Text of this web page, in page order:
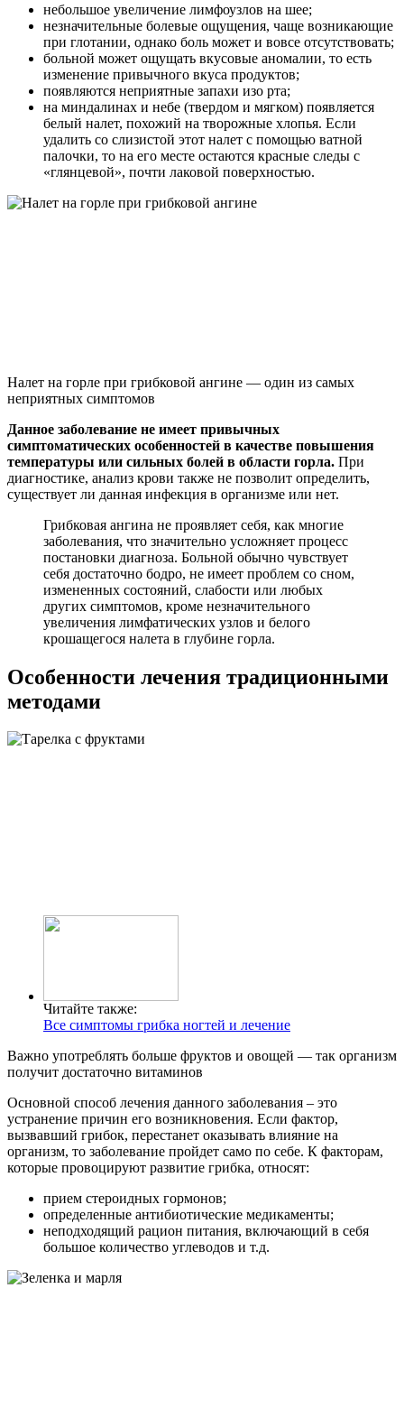
небольшое увеличение лимфоузлов на шее;
незначительные болевые ощущения, чаще возникающие
при глотании, однако боль может и вовсе отсутствовать;
больной может ощущать вкусовые аномалии, то есть
изменение привычного вкуса продуктов;
появляются неприятные запахи изо рта;
на миндалинах и небе (твердом и мягком) появляется
белый налет, похожий на творожные хлопья. Если
удалить со слизистой этот налет с помощью ватной
палочки, то на его месте остаются красные следы с
«глянцевой», почти лаковой поверхностью.
Налет на горле при грибковой ангине — один из самых
неприятных симптомов
Данное заболевание не имеет привычных
симптоматических особенностей в качестве повышения
температуры или сильных болей в области горла. При
диагностике, анализ крови также не позволит определить,
существует ли данная инфекция в организме или нет.
Грибковая ангина не проявляет себя, как многие
заболевания, что значительно усложняет процесс
постановки диагноза. Больной обычно чувствует
себя достаточно бодро, не имеет проблем со сном,
измененных состояний, слабости или любых
других симптомов, кроме незначительного
увеличения лимфатических узлов и белого
крошащегося налета в глубине горла.
Особенности лечения традиционными
методами
Читайте также:
Все симптомы грибка ногтей и лечение
Важно употреблять больше фруктов и овощей — так организм
получит достаточно витаминов
Основной способ лечения данного заболевания – это
устранение причин его возникновения. Если фактор,
вызвавший грибок, перестанет оказывать влияние на
организм, то заболевание пройдет само по себе. К факторам,
которые провоцируют развитие грибка, относят:
прием стероидных гормонов;
определенные антибиотические медикаменты;
неподходящий рацион питания, включающий в себя
большое количество углеводов и т.д.